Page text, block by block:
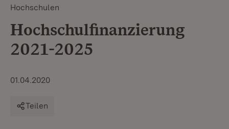
Hochschulen
Hochschulfinanzierung
2021-2025
01.04.2020
Teilen